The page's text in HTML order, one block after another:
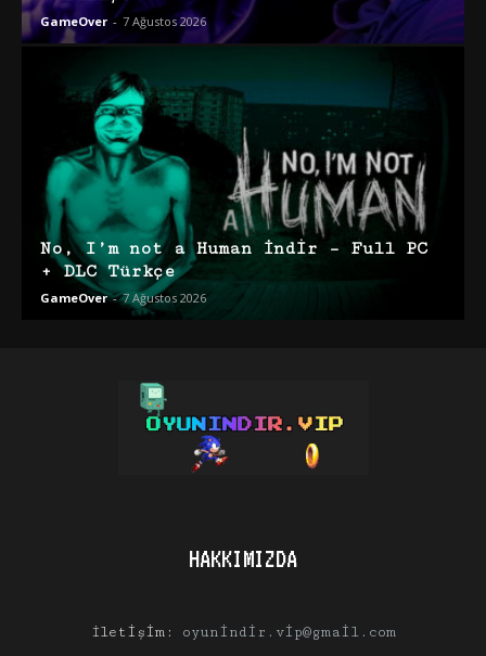
GameOver - 7 Ağustos 2026
No, I’m not a Human İndir – Full PC
+ DLC Türkçe
GameOver - 7 Ağustos 2026
HAKKIMIZDA
İletişim: oyunindir.vip@gmail.com